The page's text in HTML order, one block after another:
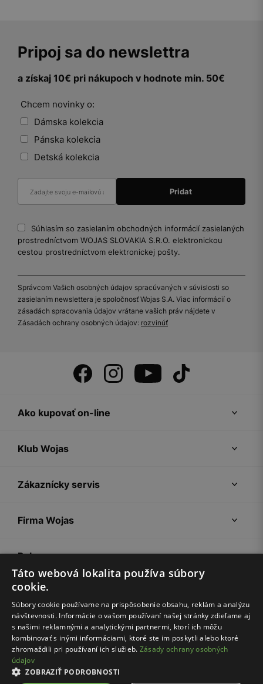
Pripoj sa do newslettra
a získaj 10€ pri nákupoch v hodnote min. 50€
Chcem novinky o:
Dámska kolekcia
Pánska kolekcia
Detská kolekcia
Súhlasím so zasielaním obchodných informácií zasielaných
prostredníctvom WOJAS SLOVAKIA S.R.O. elektronickou
cestou prostredníctvom elektronickej pošty.
Správcom Vašich osobných údajov spracúvaných v súvislosti so
zasielaním newslettera je spoločnosť Wojas S.A. Viac informácií o
zásadách spracovania údajov vrátane vašich práv nájdete v
Zásadách ochrany osobných údajov: rozvinúť
Ako kupovať on-line
Klub Wojas
Zákaznícky servis
Firma Wojas
Pokyny
Nákupný poriadok
Táto webová lokalita používa súbory
cookie.
Súbory cookie používame na prispôsobenie obsahu, reklám a analýzu
návštevnosti. Informácie o vašom používaní našej stránky zdieľame aj
s našimi reklamnými a analytickými partnermi, ktorí ich môžu
kombinovať s inými informáciami, ktoré ste im poskytli alebo ktoré
zhromaždili pri používaní ich služieb. Zásady ochrany osobných
údajov
ZOBRAZIŤ PODROBNOSTI